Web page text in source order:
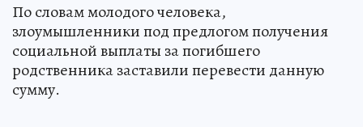
По словам молодого человека,
злоумышленники под предлогом получения
социальной выплаты за погибшего
родственника заставили перевести данную
сумму.